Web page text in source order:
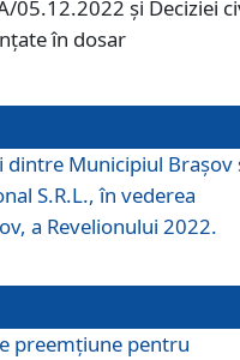
05.12.2022 și Deciziei
în dosar
Municipiul Brașov
S.R.L., în vederea
a Revelionului 2022.
preemţiune pentru